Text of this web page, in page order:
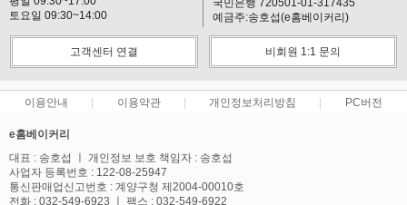
토요일 09:30~14:00
예금주:송호섭(e홈베이커리)
고객센터 연결 비회원 1:1 문의
이용안내 이용약관 개인정보처리방침 PC버전
e홈베이커리
대표 : 송호섭 ㅣ 개인정보 보호 책임자 : 송호섭
사업자 등록번호 : 122-08-25947
통신판매업신고번호 : 계양구청 제2004-00010호
전화 : 032-549-6923 ㅣ 팩스 : 032-549-6922